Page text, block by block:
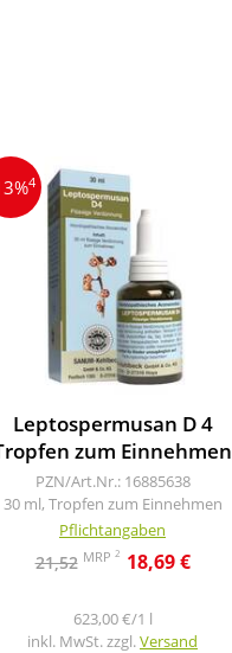
4
Leptospermusan D 4
zum Einnehmen
PZN/Art.Nr.: 16885638
30 ml, Tropfen zum Einnehmen
Pflichtangaben
21,52 MRP 2 18,69 €
623,00 €/1 l
inkl. MwSt. zzgl.Versand